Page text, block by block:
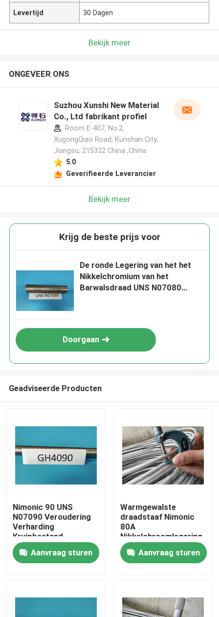
Thuis
Levertijd 30 Dagen
Bekijk meer
ONGEVEER ONS
Suzhou Xunshi New Material
Co., Ltd fabrikant profiel
Room E-407, No.2,
XugongQiao Road, Kunshan City,
Jiangsu, 215332 China ,China
5.0
Geverifieerde Leverancier
Bekijk meer
Krijg de beste prijs voor
De ronde Legering van het het
Nikkelchromium van het
Barwalsdraad UNS N07080
Doorgaan
Geadviseerde Producten
Nimonic 90 UNS
N07090 Veroudering
Verharding
Kruipbestand
Hoogsterkte Ni-Cr-Co
legeringAanvraag sturen
Warmgewalste
draadstaaf Nimonic
80A
Nikkelchroomlegering
W.Nr. 2.4631
Aanvraag sturen